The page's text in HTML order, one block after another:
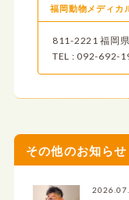
福岡動物メディカ
811-2221 福岡
TEL : 092-692-
その他のお知らせ